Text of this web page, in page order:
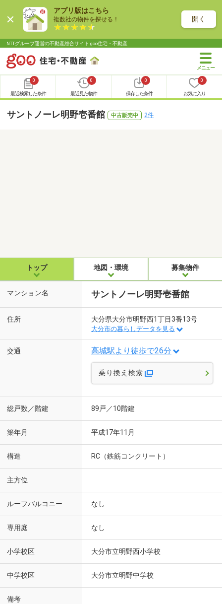
アプリ版はこちら
複数社の物件を探せる！ 開く
NTTグループ運営の不動産総合サイト goo住宅・不動産
0
最近検索した条件
0
最近見た物件
0
保存した条件
0
お気に入り
サントノーレ明野壱番館 中古販売中 2件
トップ 地図・環境 募集物件
マンション名 サントノーレ明野壱番館
住所 大分県大分市明野西1丁目3番13号
大分市の暮らしデータを見る
交通 高城駅より徒歩で26分
乗り換え検索
総戸数／階建 89戸／10階建
築年月 平成17年11月
構造 RC（鉄筋コンクリート）
主方位
ルーフバルコニー なし
専用庭 なし
小学校区 大分市立明野西小学校
中学校区 大分市立明野中学校
備考